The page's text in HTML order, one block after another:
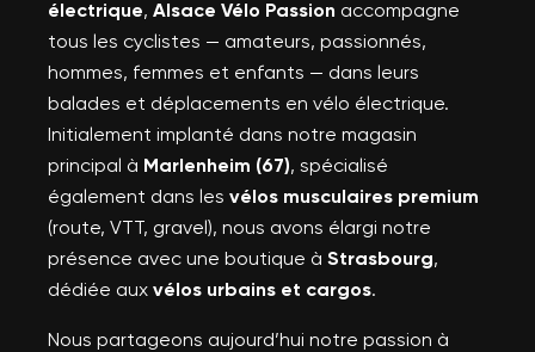
électrique, Alsace Vélo Passion accompagne
tous les cyclistes — amateurs, passionnés,
hommes, femmes et enfants — dans leurs
balades et déplacements en vélo électrique.
Initialement implanté dans notre magasin
principal à Marlenheim (67), spécialisé
également dans les vélos musculaires premium
(route, VTT, gravel), nous avons élargi notre
présence avec une boutique à Strasbourg,
dédiée aux vélos urbains et cargos.
Nous partageons aujourd’hui notre passion à